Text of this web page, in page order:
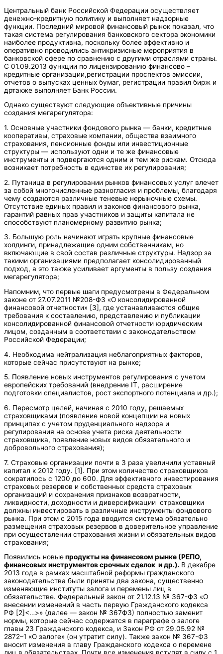
Центральный банк Российской Федерации осуществляет
денежно-кредитную политику и выполняет надзорные
функции. Последний мировой финансовый рынок показал, что
такая система регулирования банковского сектора экономики
наиболее продуктивна, поскольку более эффективно и
оперативно проводились антикризисные мероприятия в
банковской сфере по сравнению с другими отраслями страны.
С 01.09.2013 функции по лицензированию финансово –
кредитные организации,регистрации проспектов эмиссии,
отчетов о выпусках ценных бумаг, регистрации правил бирж и
дртакже выполняет Банк России.
Однако существуют следующие объективные причины
создания мегарегулятора:
1. Основные участники фондового рынка — банки, кредитные
кооперативы, страховые компании, общества взаимного
страхования, пенсионные фонды или инвестиционные
структуры — используют одни и те же финансовые
инструменты и подвергаются одним и тем же рискам. Отсюда
возникает потребность в единстве их регулирования;
2. Путаница в регулировании рынков финансовых услуг влечет
за собой многочисленные разногласия и проблемы, благодаря
чему создаются различные теневые нерыночные схемы.
Отсутствие единых правил и законов финансового рынка,
гарантий равных прав участников и защиты капитала не
способствуют планомерному развитию рынка;
3. Большую роль начинают играть крупные финансовые
холдинги, принадлежащие одним собственникам, но
включающие в свой состав различные структуры. Надзор за
такими организациями предполагает консолидированный
подход, а это также усиливает аргументы в пользу создания
мегарегулятора;
Напомним, что первые шаги предусмотрены в Федеральном
законе от 27.07.2011 №208-ФЗ «О консолидированной
финансовой отчетности» [3], где устанавливаются общие
требования к составлению, представлению и публикации
консолидированной финансовой отчетности юридическим
лицом, созданным в соответствии с законодательством
Российской Федерации;
4. Необходима нейтрализация неблагоприятных факторов,
которые сейчас присутствуют на рынке;
5. Появление новых инструментов регулирования с учетом
европейских требований (внедрение IT, расширение
подготовки специалистов, рост экспортного потенциала и др.);
6. Пересмотр целей, начиная с 2010 году, решаемых
страховщиками (появление новой концепции на новых
принципах с учетом пруденциального надзора и
регулирования на основе учета риска деятельности
страховщика, появление новых видов обязательного и
добровольного страхования);
7. Страховые организации почти в 3 раза увеличили уставный
капитал к 2012 году. [1]. При этом количество страховщиков
сократилось с 1200 до 600. Для эффективного инвестирования
страховых резервов и собственных средств страховых
организаций и сохранения признаков возвратности,
ликвидности, доходности и диверсификации страховщики
должны инвестировать в различные инструменты фондового
рынка. При этом с 2015 года вводится система обязательно
размещения страховых резервов в доверительное управление
при осуществлении страхования жизни и обязательных видов
страхования;
Появились новыепродукты на финансовом рынке (РЕПО,
финансовых инструментов срочных сделок и др.). В декабре
2013 года в рамках масштабной реформы гражданского
законодательства были приняты два закона, существенно
изменяющие институты залога и перемены лиц в
обязательстве. Федеральный закон от 21.12.13 № 367-ФЗ «О
внесении изменений в часть первую Гражданского кодекса
РФ [2]<…>» (далее — закон № 367ФЗ) полностью заменит
нормы, которые сейчас содержатся в параграфе о залоге
главы 23 Гражданского кодекса, и Закон РФ от 29.05.92 №
2872–1 «О залоге» (он утратит силу). Также закон № 367-ФЗ
вносит изменения в главу Гражданского кодекса о перемене